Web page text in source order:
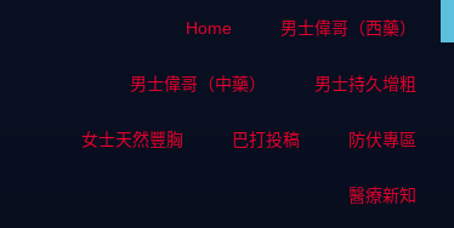
Home 男士偉哥（西藥）
男士偉哥（中藥） 男士持久增粗
女士天然豐胸 巴打投稿 防伏專區
醫療新知